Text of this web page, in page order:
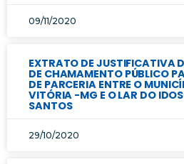
09/11/2020
EXTRATO DE JUSTIFICATIVA
DE CHAMAMENTO PÚBLICO
DE PARCERIA ENTRE O
VITÓRIA -MG E O LAR DO
SANTOS
29/10/2020